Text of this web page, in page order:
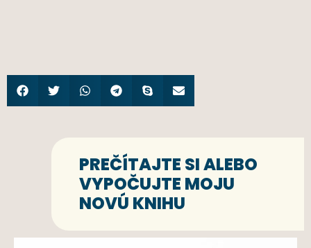
PREČÍTAJTE SI ALEBO
VYPOČUJTE MOJU
NOVÚ KNIHU